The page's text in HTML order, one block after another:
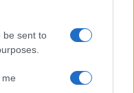
be sent to